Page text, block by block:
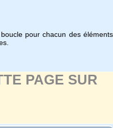
pour chacun des éléments
PAGE SUR